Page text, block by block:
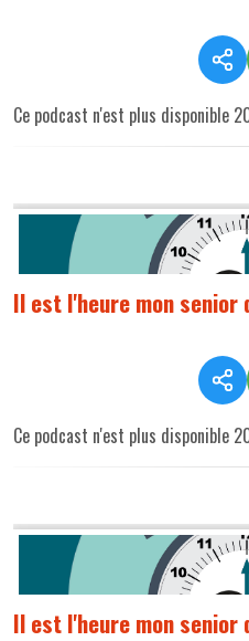
Ce podcast n'est plus disponible
Il est l'heure mon senior
Ce podcast n'est plus disponible
Il est l'heure mon senior